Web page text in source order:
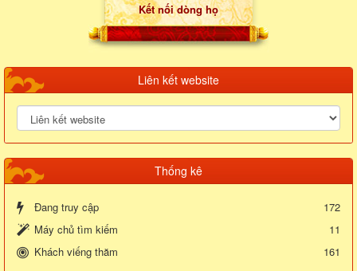
Kết nối dòng họ
Liên kết website
Thống kê
Đang truy cập
172
Máy chủ tìm kiếm
11
Khách viếng thăm
161